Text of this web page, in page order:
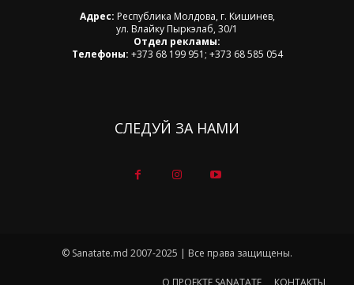
Адрес: Республика Молдова, г. Кишинев,
ул. Влайку Пыркэлаб, 30/1
Отдел рекламы:
Телефоны: +373 68 199 951; +373 68 585 054
СЛЕДУЙ ЗА НАМИ
© Sanatate.md 2007-2025 | Все права защищены.
О ПРОЕКТЕ SANATATE КОНТАКТЫ